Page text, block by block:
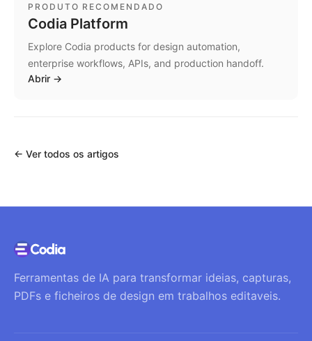
PRODUTO RECOMENDADO
Codia Platform
Explore Codia products for design automation,
enterprise workflows, APIs, and production handoff.
Abrir →
← Ver todos os artigos
Ferramentas de IA para transformar ideias, capturas,
PDFs e ficheiros de design em trabalhos editaveis.